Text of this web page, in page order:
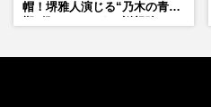
帽！堺雅人演じる“乃木の青年